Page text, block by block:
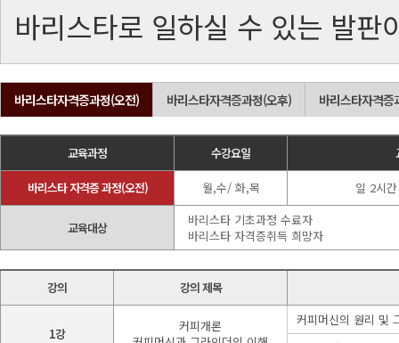
바리스타로 일하실 수 있는 발판
바리스타자격증과정(오전) 바리스타자격증과정(오후) 바리스타자격증
교육과정 수강요일
바리스타 자격증 과정(오전) 월,수/ 화,목 일 2시
교육대상
바리스타 기초과정 수료자
바리스타 자격증취득 희망자
강의 강의 제목
1강
커피개론
커피머신의 원리 및